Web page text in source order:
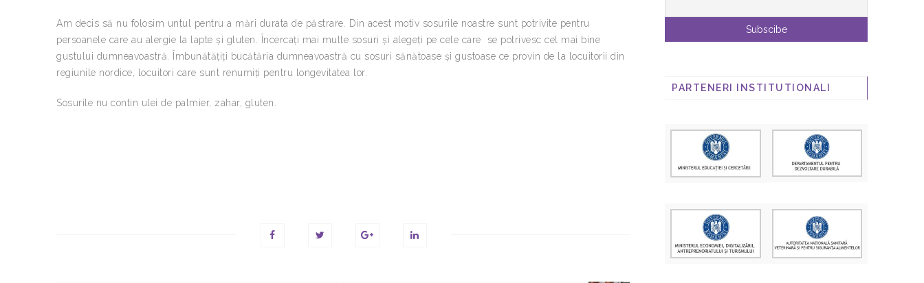
Am decis să nu folosim untul pentru a mări durata de păstrare. Din acest motiv sosurile noastre sunt potrivite pentru
persoanele care au alergie la lapte și gluten. Încercați mai multe sosuri și alegeți pe cele care se potrivesc cel mai bine
gustului dumneavoastră. Îmbunătăţiţi bucătăria dumneavoastră cu sosuri sănătoase și gustoase ce provin de la locuitorii din
regiunile nordice, locuitori care sunt renumiți pentru longevitatea lor.
Sosurile nu contin ulei de palmier, zahar, gluten.
PARTENERI INSTITUTIONALI